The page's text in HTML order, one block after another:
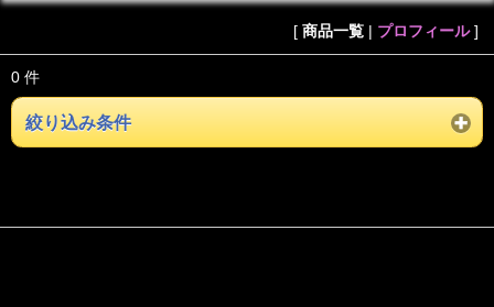
[ 商品一覧 | プロフィール]
0 件
絞り込み条件